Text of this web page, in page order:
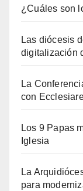
¿Cuáles son
Las diócesis
digitalización
La
con
Los 9 Papas
Iglesia
La
para